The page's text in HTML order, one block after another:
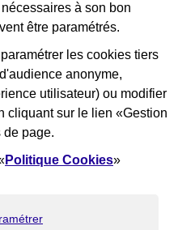
à son bon
être paramétrés.
les cookies tiers
anonyme,
utilisateur) ou modifier
cliquant sur le lien «Gestion
de page.
Politique Cookies»
INFORMÉ
Bienvenue ! Nous sommes là pour